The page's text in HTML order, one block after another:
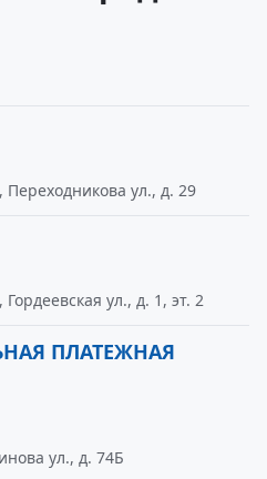
ул., д. 29
ул., д. 1, эт. 2
ПЛАТЕЖНАЯ
ул., д. 74Б